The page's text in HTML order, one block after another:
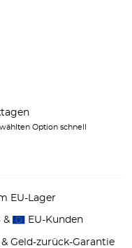
Option schnell
EU-Lager
& EU-Kunden
Geld-zurück-Garantie